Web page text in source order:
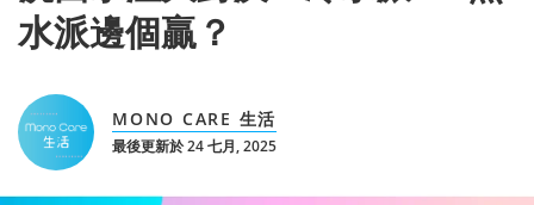
水派邊個贏？
MONO CARE 生活
最後更新於 24 七月, 2025